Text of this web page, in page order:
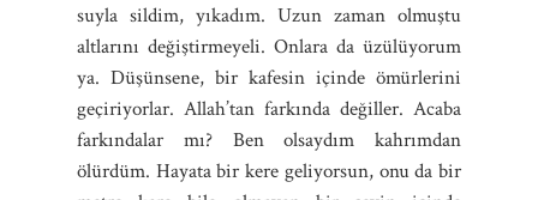
suyla sildim, yıkadım. Uzun zaman olmuştu
altlarını değiştirmeyeli. Onlara da üzülüyorum
ya. Düşünsene, bir kafesin içinde ömürlerini
geçiriyorlar. Allah’tan farkında değiller. Acaba
farkındalar mı? Ben olsaydım kahrımdan
ölürdüm. Hayata bir kere geliyorsun, onu da bir